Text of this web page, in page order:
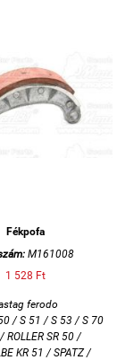
Fékpofa
M161008
1 528 Ft
ferodo
/ S 51 / S 53 / S 70
ROLLER SR 50 /
KR 51 / SPATZ /